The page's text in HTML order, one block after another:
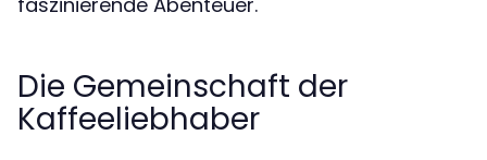
Die Gemeinschaft der
Kaffeeliebhaber